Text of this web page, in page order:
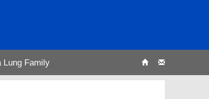
Lung Family